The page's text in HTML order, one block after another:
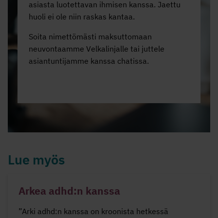
asiasta luotettavan ihmisen kanssa. Jaettu
huoli ei ole niin raskas kantaa.
Soita nimettömästi maksuttomaan
neuvontaamme Velkalinjalle tai juttele
asiantuntijamme kanssa chatissa.
Lue myös
Arkea adhd:n kanssa
”Arki adhd:n kanssa on kroonista hetkessä